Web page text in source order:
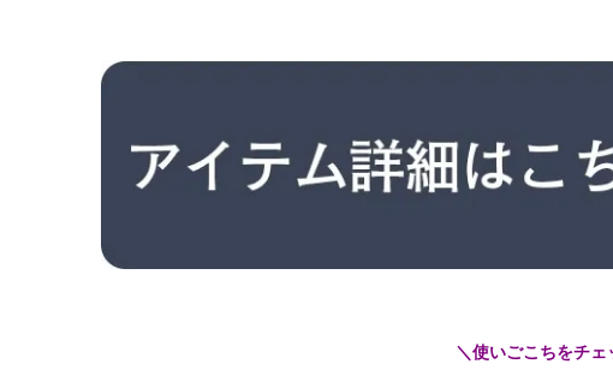
＼使いごこちをチェ